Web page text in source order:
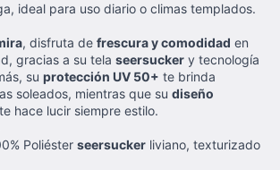
ideal para uso diario o climas templados.
, disfruta de frescura y comodidad en
gracias a su tela seersucker y tecnología
su protección UV 50+ te brinda
soleados, mientras que su diseño
te hace lucir siempre estilo.
Poliéster seersucker liviano, texturizado